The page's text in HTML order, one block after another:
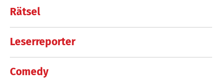
Rätsel
Leserreporter
Comedy